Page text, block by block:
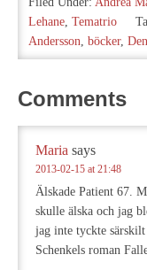
Lehane, Tematrio
Andersson, böcker,
Comments
Maria says
2013-02-15 at 21:48
Älskade Patient 67.
skulle älska och jag
jag inte tyckte
Schenkels roman